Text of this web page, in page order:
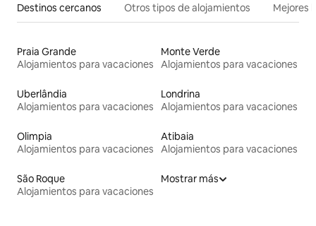
Destinos cercanos Otros tipos de alojamientos Mejores
Praia Grande
Alojamientos para vacaciones
Monte Verde
Alojamientos para vacaciones
Uberlândia
Alojamientos para vacaciones
Londrina
Alojamientos para vacaciones
Olimpia
Alojamientos para vacaciones
Atibaia
Alojamientos para vacaciones
São Roque
Alojamientos para vacaciones
Mostrar más